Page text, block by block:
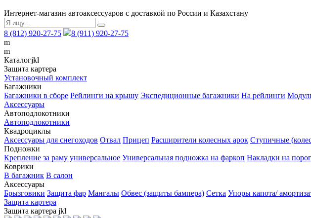
Интернет-магазин автоаксессуаров с доставкой по России и Казахстану
8 (812) 920-27-75
8 (911) 920-27-75
m
m
Каталогjkl
Защита картера
Установочный комплект
Багажники
Багажники в сборе Рейлинги на крышу Экспедиционные багажники На рейлинги
Аксессуары
Автоподлокотники
Автоподлокотники
Квадроциклы
Аксессуары для снегоходов Отвал Прицеп Расширители колесных арок Ступичные
Подножки
Крепление за раму универсальное Универсальная подножка на фаркоп Накладки на
Коврики
В багажник В салон
Аксессуары
Брызговики Защита фар Мангалы Обвес (защиты бампера) Сетка Упоры капота/
Защита картера
Защита картера jkl